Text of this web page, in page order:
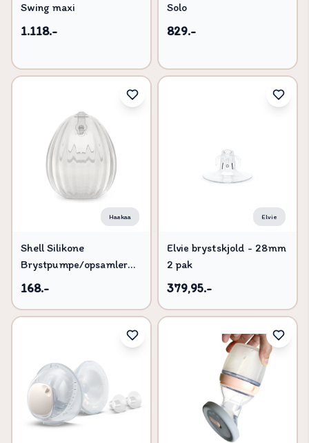
Swing maxi
1.118.-
Solo
829.-
Haakaa
Shell Silikone
Brystpumpe/opsamler
75ml
168.-
Elvie
Elvie brystskjold - 28mm
2 pak
379,95.-